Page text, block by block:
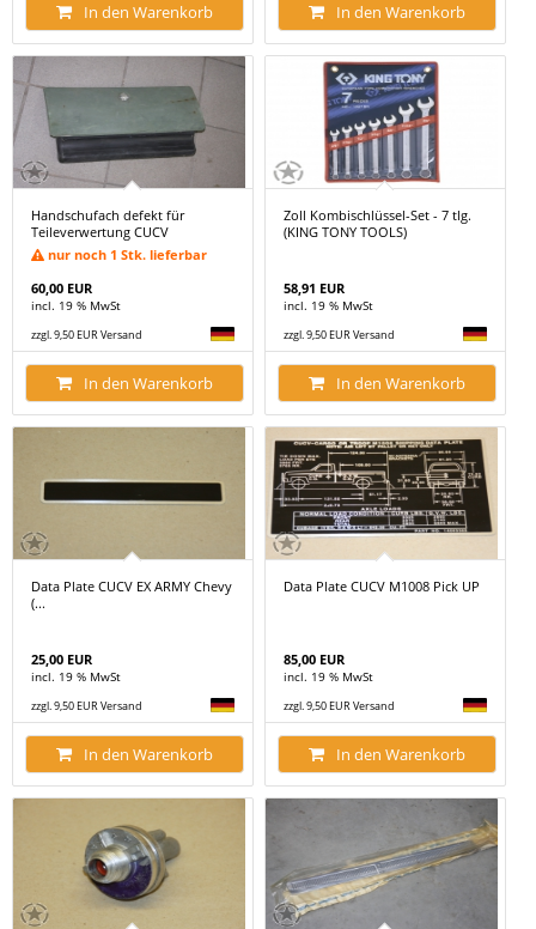
In den Warenkorb In den Warenkorb
Handschufach defekt für
Teileverwertung CUCV
nur noch 1 Stk. lieferbar
60,00 EUR
incl. 19 % MwSt
zzgl. 9,50 EUR Versand
In den Warenkorb
Zoll Kombischlüssel-Set - 7 tlg.
(KING TONY TOOLS)
58,91 EUR
incl. 19 % MwSt
zzgl. 9,50 EUR Versand
In den Warenkorb
Data Plate CUCV EX ARMY Chevy
(...
25,00 EUR
incl. 19 % MwSt
zzgl. 9,50 EUR Versand
In den Warenkorb
Data Plate CUCV M1008 Pick UP
85,00 EUR
incl. 19 % MwSt
zzgl. 9,50 EUR Versand
In den Warenkorb